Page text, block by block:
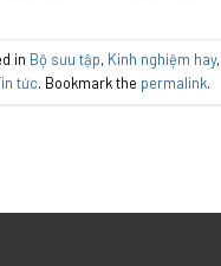
in Bộ sưu tập, Kinh nghiệm hay,
tức. Bookmark the permalink.